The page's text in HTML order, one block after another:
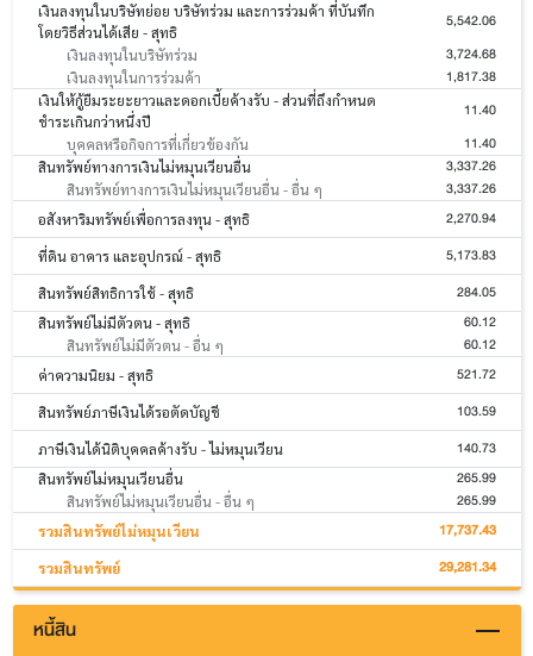
เงินลงทุนในบริษัทย่อย บริษัทร่วม และการร่วมค้า ที่บันทึก
โดยวิธีส่วนได้เสีย - สุทธิ
5,542.06
เงินลงทุนในบริษัทร่วม 3,724.68
เงินลงทุนในการร่วมค้า 1,817.38
เงินให้กู้ยืมระยะยาวและดอกเบี้ยค้างรับ - ส่วนที่ถึงกำหนด
ชำระเกินกว่าหนึ่งปี
11.40
บุคคลหรือกิจการที่เกี่ยวข้องกัน 11.40
สินทรัพย์ทางการเงินไม่หมุนเวียนอื่น 3,337.26
สินทรัพย์ทางการเงินไม่หมุนเวียนอื่น - อื่น ๆ 3,337.26
อสังหาริมทรัพย์เพื่อการลงทุน - สุทธิ 2,270.94
ที่ดิน อาคาร และอุปกรณ์ - สุทธิ 5,173.83
สินทรัพย์สิทธิการใช้ - สุทธิ 284.05
สินทรัพย์ไม่มีตัวตน - สุทธิ 60.12
สินทรัพย์ไม่มีตัวตน - อื่น ๆ 60.12
ค่าความนิยม - สุทธิ 521.72
สินทรัพย์ภาษีเงินได้รอตัดบัญชี 103.59
ภาษีเงินได้นิติบุคคลค้างรับ - ไม่หมุนเวียน 140.73
สินทรัพย์ไม่หมุนเวียนอื่น 265.99
สินทรัพย์ไม่หมุนเวียนอื่น - อื่น ๆ 265.99
รวมสินทรัพย์ไม่หมุนเวียน 17,737.43
รวมสินทรัพย์ 29,281.34
หนี้สิน